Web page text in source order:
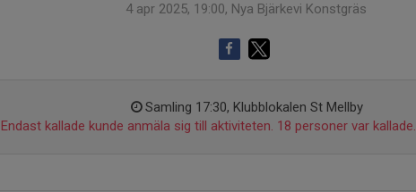
4 apr 2025, 19:00, Nya Bjärkevi Konstgräs
Samling 17:30, Klubblokalen St Mellby
Endast kallade kunde anmäla sig till aktiviteten. 18 personer var kallade.